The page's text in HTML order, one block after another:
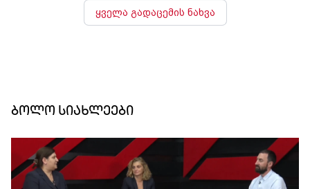
ყველა გადაცემის ნახვა
ბოლო სიახლეები